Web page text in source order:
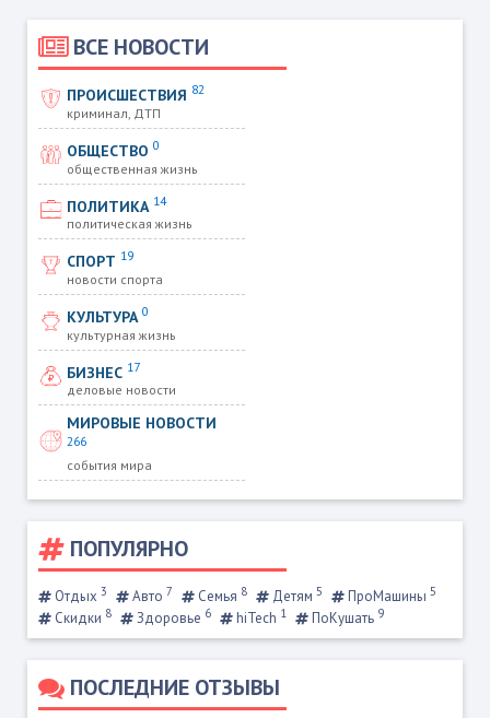
ВСЕ НОВОСТИ
ПРОИСШЕСТВИЯ 82
криминал, ДТП
ОБЩЕСТВО0
общественная жизнь
ПОЛИТИКА 14
политическая жизнь
СПОРТ 19
новости спорта
КУЛЬТУРА0
культурная жизнь
БИЗНЕС 17
деловые новости
МИРОВЫЕ НОВОСТИ
266
события мира
ПОПУЛЯРНО
Отдых 3 Авто 7 Семья 8 Детям 5 ПроМашины 5
Скидки 8 Здоровье 6 hiTech 1 ПоКушать 9
ПОСЛЕДНИЕ ОТЗЫВЫ